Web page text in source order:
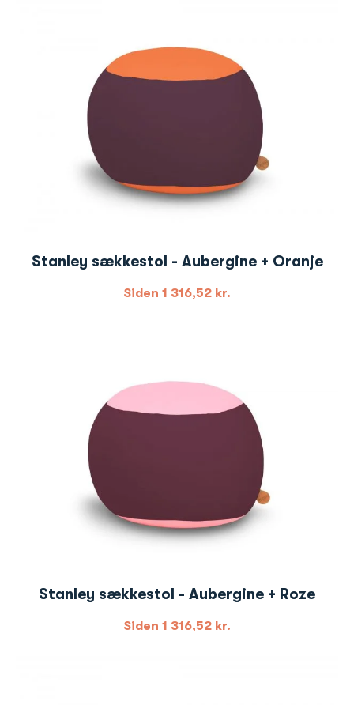
Stanley sækkestol - Aubergine + Oranje
Siden 1 316,52 kr.
Stanley sækkestol - Aubergine + Roze
Siden 1 316,52 kr.